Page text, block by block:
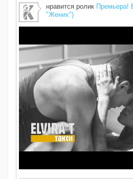
нравится ролик Премьера!
"Жених")